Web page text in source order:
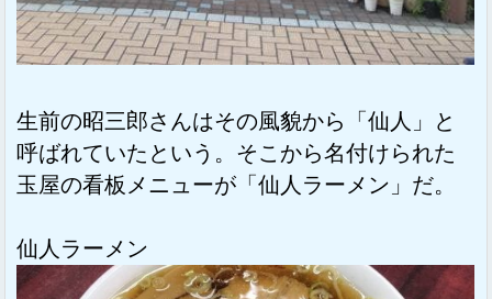
生前の昭三郎さんはその風貌から「仙人」と
呼ばれていたという。そこから名付けられた
玉屋の看板メニューが「仙人ラーメン」だ。
仙人ラーメン